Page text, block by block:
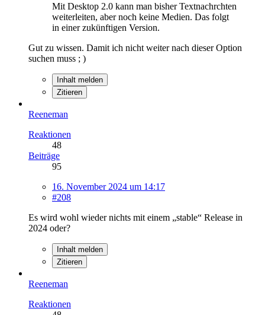
Mit Desktop 2.0 kann man bisher Textnachrchten
weiterleiten, aber noch keine Medien. Das folgt
in einer zukünftigen Version.
Gut zu wissen. Damit ich nicht weiter nach dieser Option
suchen muss ; )
Inhalt melden
Zitieren
Reeneman
Reaktionen
48
Beiträge
95
16. November 2024 um 14:17
#208
Es wird wohl wieder nichts mit einem „stable“ Release in
2024 oder?
Inhalt melden
Zitieren
Reeneman
Reaktionen